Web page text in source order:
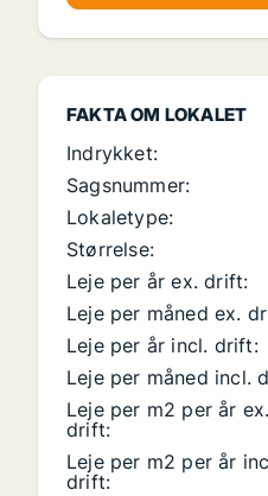
FAKTA OM LOKALET
Indrykket:
Sagsnummer:
Lokaletype:
Størrelse:
Leje per år ex. drift:
Leje per måned ex.
Leje per år incl. drift:
Leje per måned incl.
Leje per m2 per år ex.
drift:
Leje per m2 per år
drift: